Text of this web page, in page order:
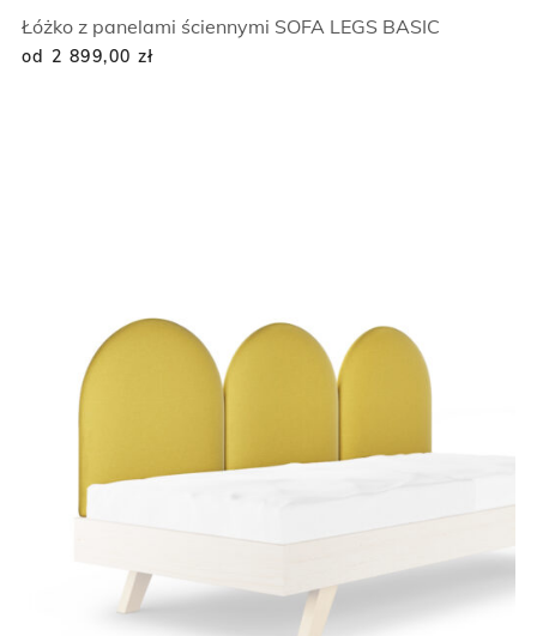
Łóżko z panelami ściennymi SOFA LEGS BASIC
od 2 899,00 zł